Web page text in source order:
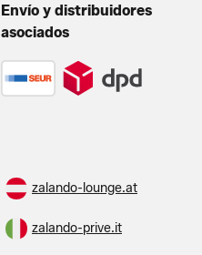
Envío y distribuidores
asociados
zalando-lounge.at
zalando-prive.it